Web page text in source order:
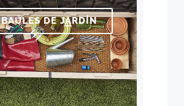
BAÚLES DE JARDÍN